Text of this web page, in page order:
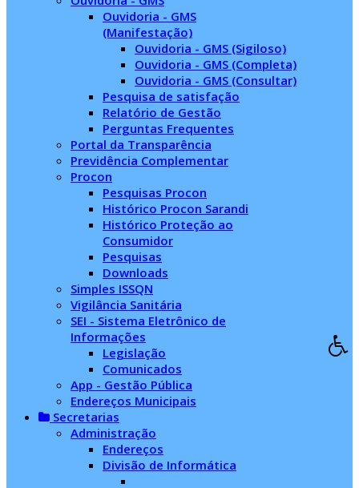
Ouvidoria - GMS
(Manifestação)
Ouvidoria - GMS (Sigiloso)
Ouvidoria - GMS (Completa)
Ouvidoria - GMS (Consultar)
Pesquisa de satisfação
Relatório de Gestão
Perguntas Frequentes
Portal da Transparência
Previdência Complementar
Procon
Pesquisas Procon
Histórico Procon Sarandi
Histórico Proteção ao
Consumidor
Pesquisas
Downloads
Simples ISSQN
Vigilância Sanitária
SEI - Sistema Eletrônico de
Informações
Legislação
Comunicados
App - Gestão Pública
Endereços Municipais
Secretarias
Administração
Endereços
Divisão de Informática